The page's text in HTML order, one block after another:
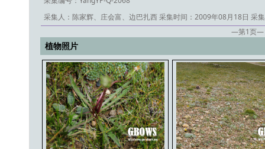
采集人：陈家辉、庄会富、边巴扎西 采集时间：2009年08月18日 采
—第1页—
植物照片